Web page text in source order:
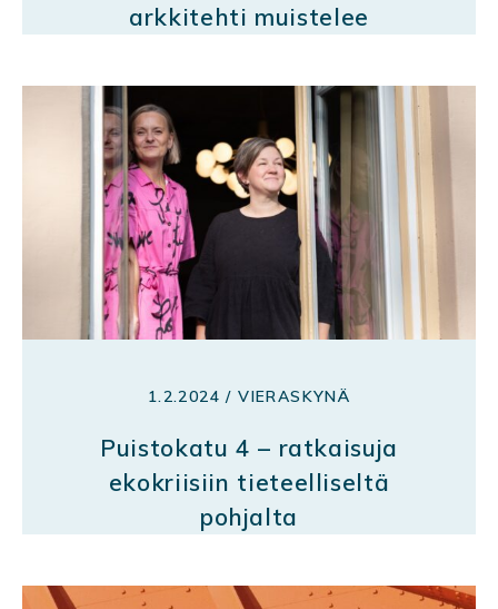
arkkitehti muistelee
1.2.2024 / VIERASKYNÄ
Puistokatu 4 – ratkaisuja
ekokriisiin tieteelliseltä
pohjalta